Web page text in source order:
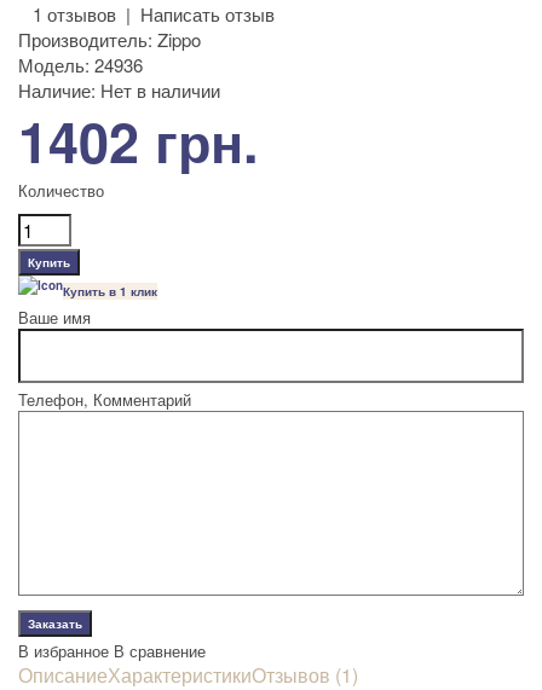
1 отзывов | Написать отзыв
Производитель: Zippo
Модель: 24936
Наличие: Нет в наличии
1402 грн.
Количество
Купить в 1 клик
Ваше имя
Телефон, Комментарий
В избранное В сравнение
ОписаниеХарактеристикиОтзывов (1)